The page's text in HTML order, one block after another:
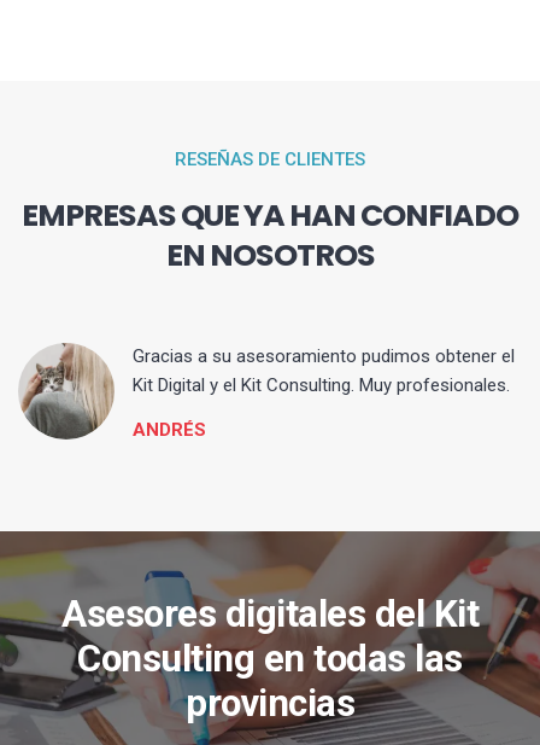
RESEÑAS DE CLIENTES
EMPRESAS QUE YA HAN CONFIADO
EN NOSOTROS
Gracias a su asesoramiento pudimos obtener el
Kit Digital y el Kit Consulting. Muy profesionales.
ANDRÉS
Asesores digitales del Kit
Consulting en todas las
provincias